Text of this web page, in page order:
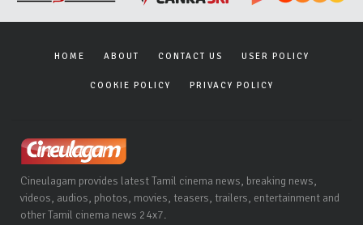
HOME ABOUT CONTACT US USER POLICY
COOKIE POLICY PRIVACY POLICY
Cineulagam provides latest Tamil cinema news, breaking news,
videos, audios, photos, movies, teasers, trailers, entertainment and
other Tamil cinema news 24x7.